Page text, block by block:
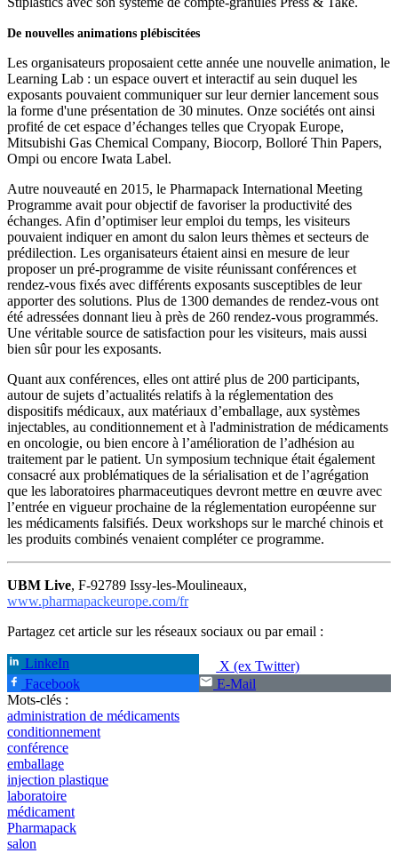
De nouvelles animations plébiscitées
Les organisateurs proposaient cette année une nouvelle animation, le
Learning Lab : un espace ouvert et interactif au sein duquel les
exposants pouvaient communiquer sur leur dernier lancement sous
la forme d'une présentation de 30 minutes. Onze sociétés ont ainsi
profité de cet espace d’échanges telles que Cryopak Europe,
Mitsubishi Gas Chemical Company, Biocorp, Bolloré Thin Papers,
Ompi ou encore Iwata Label.
Autre nouveauté en 2015, le Pharmapack International Meeting
Programme avait pour objectif de favoriser la productivité des
échanges. Afin d’optimiser leur emploi du temps, les visiteurs
pouvaient indiquer en amont du salon leurs thèmes et secteurs de
prédilection. Les organisateurs étaient ainsi en mesure de leur
proposer un pré-programme de visite réunissant conférences et
rendez-vous fixés avec différents exposants susceptibles de leur
apporter des solutions. Plus de 1300 demandes de rendez-vous ont
été adressées donnant lieu à près de 260 rendez-vous programmés.
Une véritable source de satisfaction pour les visiteurs, mais aussi
bien sûr pour les exposants.
Quant aux conférences, elles ont attiré plus de 200 participants,
autour de sujets d’actualités relatifs à la réglementation des
dispositifs médicaux, aux matériaux d’emballage, aux systèmes
injectables, au conditionnement et à l'administration de médicaments
en oncologie, ou bien encore à l’amélioration de l’adhésion au
traitement par le patient. Un symposium technique était également
consacré aux problématiques de la sérialisation et de l’agrégation
que les laboratoires pharmaceutiques devront mettre en œuvre avec
l’entrée en vigueur prochaine de la réglementation européenne sur
les médicaments falsifiés. Deux workshops sur le marché chinois et
les produits combinés venaient compléter ce programme.
UBM Live, F-92789 Issy-les-Moulineaux,
www.pharmapackeurope.com/fr
Partagez cet article sur les réseaux sociaux ou par email :
LinkeIn
X (ex Twitter)
Facebook
E-Mail
Mots-clés :
administration de médicaments
conditionnement
conférence
emballage
injection plastique
laboratoire
médicament
Pharmapack
salon